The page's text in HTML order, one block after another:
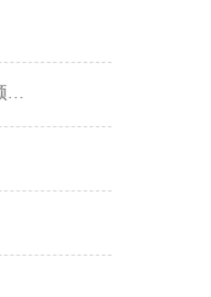
HitPaw Video Enhancer(视频模糊变清晰处理软件)